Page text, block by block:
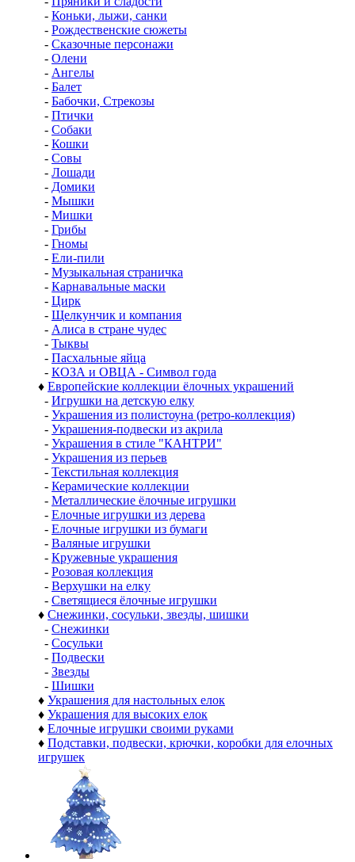
- Коньки, лыжи, санки
- Рождественские сюжеты
- Сказочные персонажи
- Олени
- Ангелы
- Балет
- Бабочки, Стрекозы
- Птички
- Собаки
- Кошки
- Совы
- Лошади
- Домики
- Мышки
- Мишки
- Грибы
- Гномы
- Ели-пили
- Музыкальная страничка
- Карнавальные маски
- Цирк
- Щелкунчик и компания
- Алиса в стране чудес
- Тыквы
- Пасхальные яйца
- КОЗА и ОВЦА - Символ года
♦ Европейские коллекции ёлочных украшений
- Игрушки на детскую елку
- Украшения из полистоуна (ретро-коллекция)
- Украшения-подвески из акрила
- Украшения в стиле "КАНТРИ"
- Украшения из перьев
- Текстильная коллекция
- Керамические коллекции
- Металлические ёлочные игрушки
- Елочные игрушки из дерева
- Елочные игрушки из бумаги
- Валяные игрушки
- Кружевные украшения
- Розовая коллекция
- Верхушки на елку
- Светящиеся ёлочные игрушки
♦ Снежинки, сосульки, звезды, шишки
- Снежинки
- Сосульки
- Подвески
- Звезды
- Шишки
♦ Украшения для настольных елок
♦ Украшения для высоких елок
♦ Елочные игрушки своими руками
♦ Подставки, подвески, крючки, коробки для елочных
игрушек